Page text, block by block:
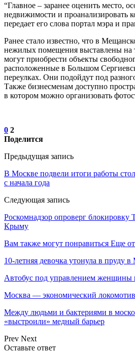
“Главное – заранее оценить место,
недвижимости и проанализировать
передает его слова портал мэра и
Ранее стало известно, что в
нежилых помещения выставлены на
могут приобрести объекты
расположенные в Большом
переулках. Они подойдут под
Также бизнесменам доступно
в котором можно организовать
0 2
Поделится
Предыдущая запись
В Москве подвели итоги работы
с начала года
Следующая запись
Роскомнадзор опроверг блокировку
Крыму
Вам также могут понравиться Еще от
10-летняя девочка утонула в пруду
Автобус под управлением
Москва — экономический локомотив
Между людьми и бактериями в
«выстроили» медный барьер
Prev Next
Оставьте ответ